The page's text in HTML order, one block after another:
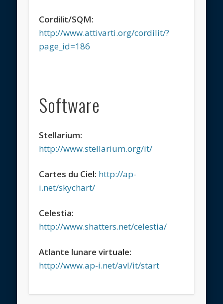
Cordilit/SQM:
http://www.attivarti.org/cordilit/?
page_id=186
Software
Stellarium:
http://www.stellarium.org/it/
Cartes du Ciel: http://ap-
i.net/skychart/
Celestia:
http://www.shatters.net/celestia/
Atlante lunare virtuale:
http://www.ap-i.net/avl/it/start